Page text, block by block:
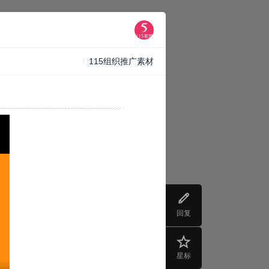
回复
星标
115组织推广素材